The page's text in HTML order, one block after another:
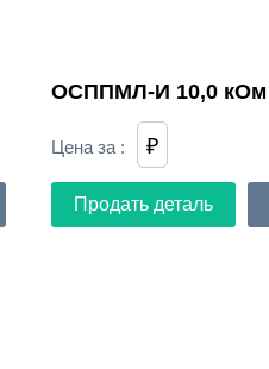
ОСППМЛ-И 10,0 кОм
Цена за : ₽
Продать деталь